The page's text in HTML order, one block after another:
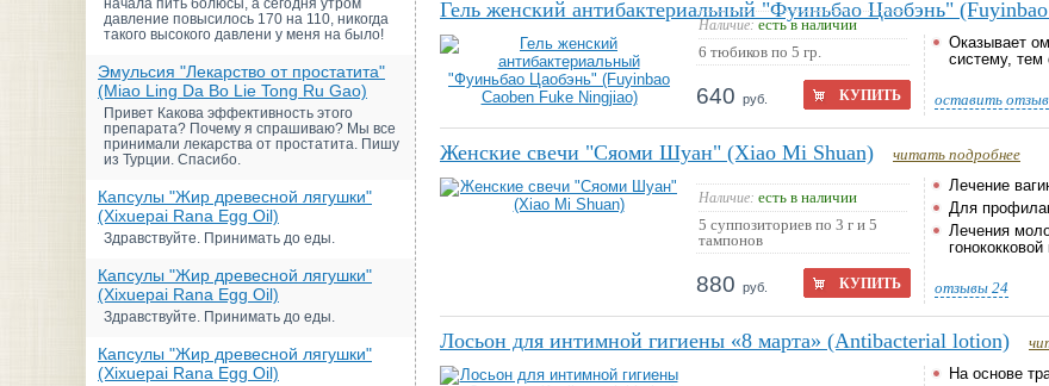
начала пить болюсы, а сегодня утром
давление повысилось 170 на 110, никогда
такого высокого давлени у меня на было!
Эмульсия "Лекарство от простатита"
(Miao Ling Da Bo Lie Tong Ru Gao)
Привет Какова эффективность этого
препарата? Почему я спрашиваю? Мы все
принимали лекарства от простатита. Пишу
из Турции. Спасибо.
Капсулы "Жир древесной лягушки"
(Xixuepai Rana Egg Oil)
Здравствуйте. Принимать до еды.
Капсулы "Жир древесной лягушки"
(Xixuepai Rana Egg Oil)
Здравствуйте. Принимать до еды.
Капсулы "Жир древесной лягушки"
(Xixuepai Rana Egg Oil)
Гель женский антибактериальный "Фуиньбао Цаобэнь"
Наличие: есть в наличии
6 тюбиков по 5 гр.
640 руб. КУПИТЬ
Оказывает
систему,
оставить отзыв
Женские свечи "Сяоми Шуан" (Xiao Mi Shuan) читать подробнее
Наличие: есть в наличии
5 суппозиториев по 3 г и 5
тампонов
880 руб. КУПИТЬ
Лечение
Для
Лечения
отзывы 24
Лосьон для интимной гигиены «8 марта» (Antibacterial lotion)
На основе